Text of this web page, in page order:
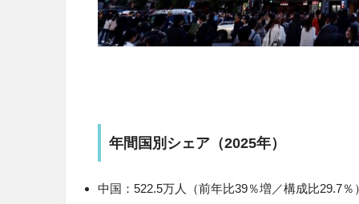
年間国別シェア（2025年）
中国：522.5万人（前年比39％増／構成比29.7％